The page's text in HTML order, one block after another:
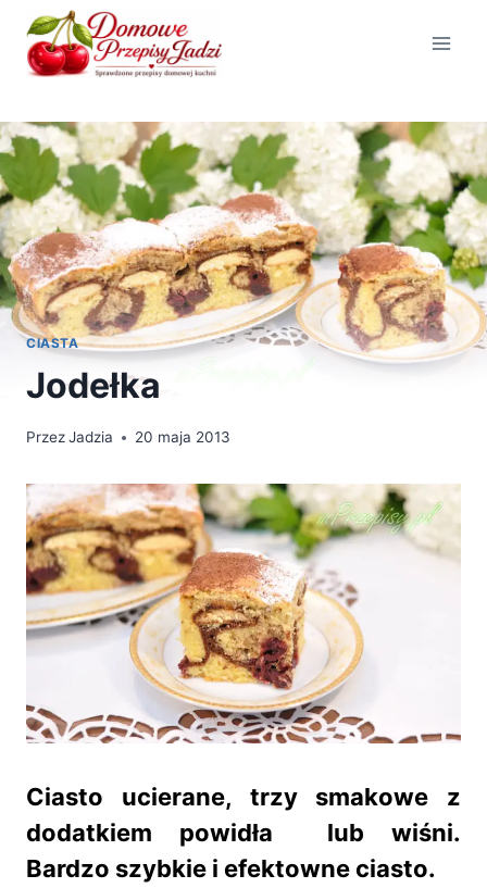
Przejdź
treści
CIASTA
Jodełka
PrzezJadzia 20 maja 2013
Ciasto ucierane, trzy smakowe z
dodatkiem powidła lub wiśni.
Bardzo szybkie i efektowne ciasto.